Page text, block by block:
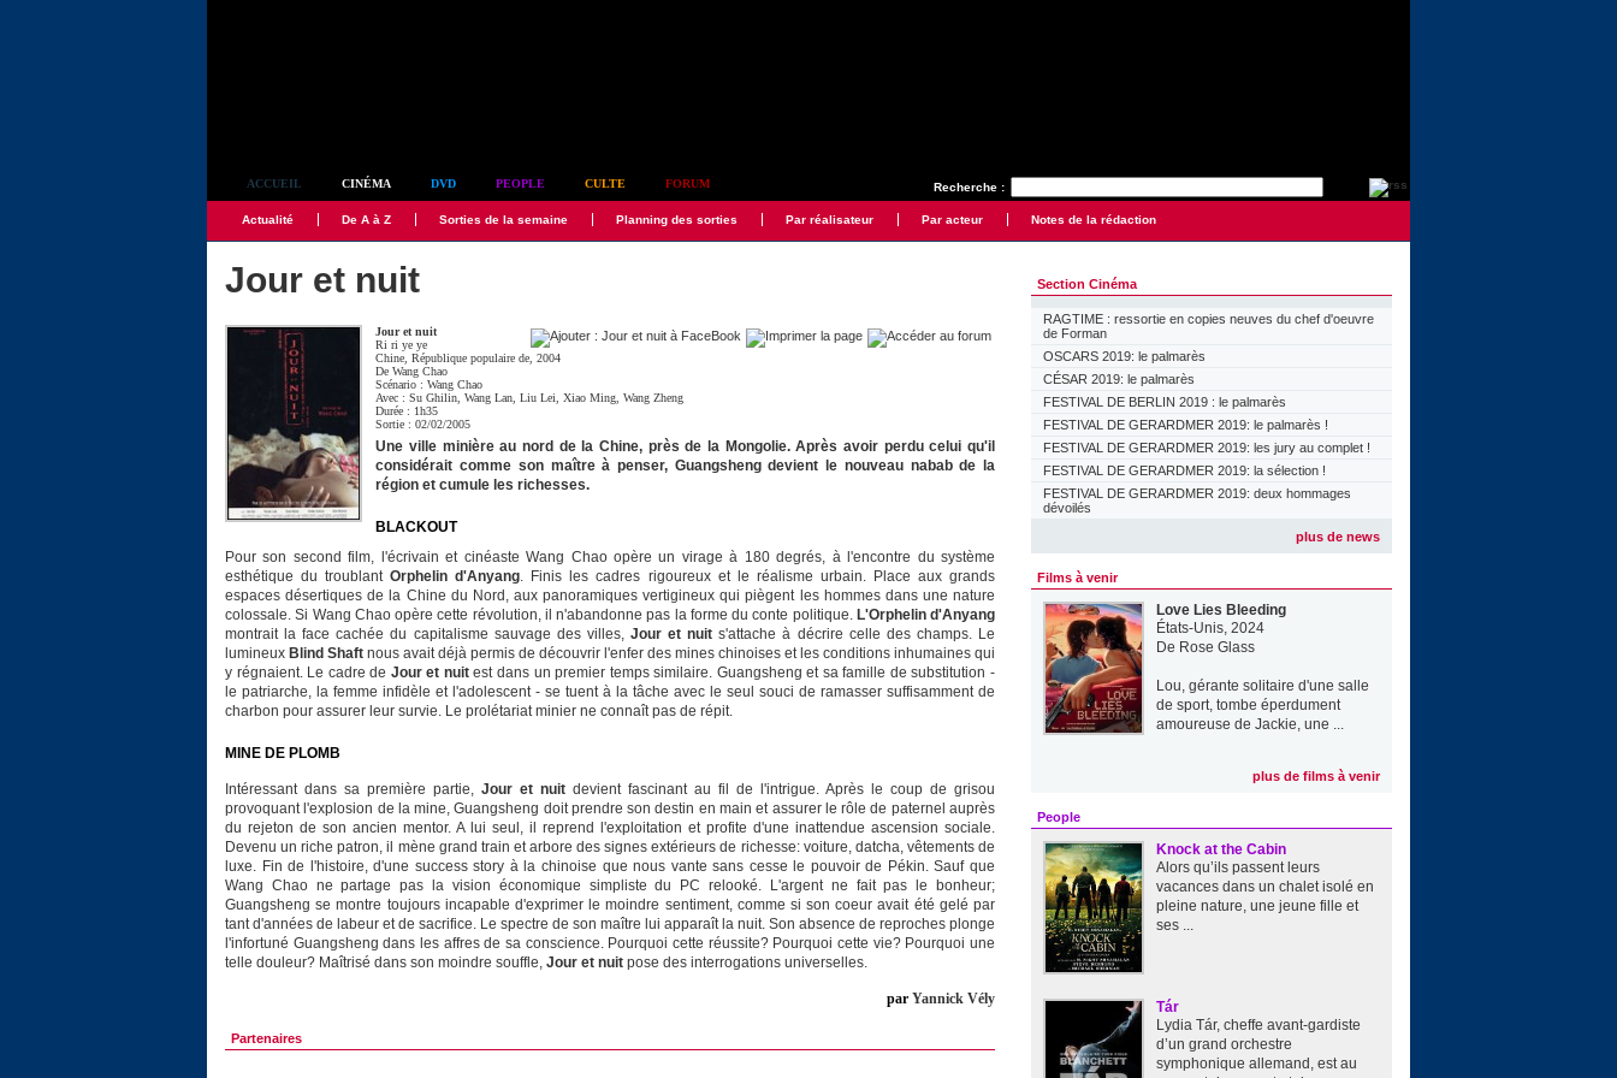
Recherche :
ACCUEIL CINÉMA DVD PEOPLE CULTE FORUM
Actualité De A à Z Sorties de la semaine Planning des sorties Par réalisateur Par acteur Notes de la rédaction
Jour et nuit
Jour et nuit
Ri ri ye ye
Chine, République populaire de, 2004
DeWang Chao
Scénario :Wang Chao
Avec :Su Ghilin ,Wang Lan ,Liu Lei ,Xiao Ming ,Wang Zheng
Durée : 1h35
Sortie : 02/02/2005
Une ville minière au nord de la Chine, près de la Mongolie. Après avoir perdu celui qu'il
considérait comme son maître à penser, Guangsheng devient le nouveau nabab de la
région et cumule les richesses.
BLACKOUT
Pour son second film, l'écrivain et cinéaste Wang Chao opère un virage à 180 degrés, à l'encontre du système
esthétique du troublantOrphelin d'Anyang. Finis les cadres rigoureux et le réalisme urbain. Place aux grands
espaces désertiques de la Chine du Nord, aux panoramiques vertigineux qui piègent les hommes dans une nature
colossale. Si Wang Chao opère cette révolution, il n'abandonne pas la forme du conte politique. L'Orphelin d'Anyang
montrait la face cachée du capitalisme sauvage des villes, Jour et nuit s'attache à décrire celle des champs. Le
lumineux Blind Shaft nous avait déjà permis de découvrir l'enfer des mines chinoises et les conditions inhumaines qui
y régnaient. Le cadre de Jour et nuitest dans un premier temps similaire. Guangsheng et sa famille de substitution -
le patriarche, la femme infidèle et l'adolescent - se tuent à la tâche avec le seul souci de ramasser suffisamment de
charbon pour assurer leur survie. Le prolétariat minier ne connaît pas de répit.
MINE DE PLOMB
Intéressant dans sa première partie, Jour et nuit devient fascinant au fil de l'intrigue. Après le coup de grisou
provoquant l'explosion de la mine, Guangsheng doit prendre son destin en main et assurer le rôle de paternel auprès
du rejeton de son ancien mentor. A lui seul, il reprend l'exploitation et profite d'une inattendue ascension sociale.
Devenu un riche patron, il mène grand train et arbore des signes extérieurs de richesse: voiture, datcha, vêtements de
luxe. Fin de l'histoire, d'une success story à la chinoise que nous vante sans cesse le pouvoir de Pékin. Sauf que
Wang Chao ne partage pas la vision économique simpliste du PC relooké. L'argent ne fait pas le bonheur;
Guangsheng se montre toujours incapable d'exprimer le moindre sentiment, comme si son coeur avait été gelé par
tant d'années de labeur et de sacrifice. Le spectre de son maître lui apparaît la nuit. Son absence de reproches plonge
l'infortuné Guangsheng dans les affres de sa conscience. Pourquoi cette réussite? Pourquoi cette vie? Pourquoi une
telle douleur? Maîtrisé dans son moindre souffle, Jour et nuit pose des interrogations universelles.
par Yannick Vély
Partenaires
Section Cinéma
RAGTIME : ressortie en copies neuves du chef d'oeuvre
de Forman
OSCARS 2019: le palmarès
CÉSAR 2019: le palmarès
FESTIVAL DE BERLIN 2019 : le palmarès
FESTIVAL DE GERARDMER 2019: le palmarès !
FESTIVAL DE GERARDMER 2019: les jury au complet !
FESTIVAL DE GERARDMER 2019: la sélection !
FESTIVAL DE GERARDMER 2019: deux hommages
dévoilés
plus de news
Films à venir
Love Lies Bleeding
États-Unis, 2024
De Rose Glass
Lou, gérante solitaire d'une salle
de sport, tombe éperdument
amoureuse de Jackie, une ...
plus de films à venir
People
Knock at the Cabin
Alors qu’ils passent leurs
vacances dans un chalet isolé en
pleine nature, une jeune fille et
ses ...
Tár
Lydia Tár, cheffe avant-gardiste
d’un grand orchestre
symphonique allemand, est au